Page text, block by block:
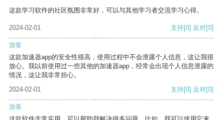
这款学习软件的社区氛围非常好，可以与其他学习者交流学习心得。
2024-02-01 支持[0] 反对[0]
游客
这款加速器app的安全性很高，使用过程中不会泄露个人信息，这让我很
放心。我以前使用过一些其他的加速器app，经常会出现个人信息泄露的
情况，这让我非常担心。
2024-02-01
支持[0] 反对[0]
游客